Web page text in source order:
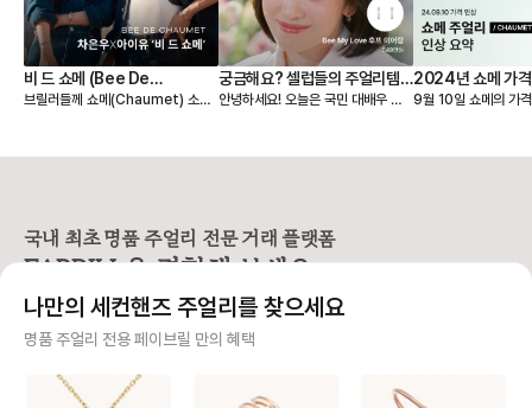
비 드 쇼메 (Bee De
Chaumet) with 차은우X아
브릴러들께 쇼메(Chaumet) 소식
et) 캠페인을 공개했어요! 공개된 화
참여했어요. 차은우 님과 아이유 님
의 서로 상반되는 이미지로 인해 우
받았는데요! 짙은 이목구비의 차은우
님 덕분에 아이유 님의 부드러운 이
미지가 돋보인 화보가 아니였을까 생
미지가 주는 신선함은 물론, 따뜻한
색감의 분위기까지 두 모델과 너무
궁금해요? 셀럽들의 주얼리템!
‘송혜교 with 쇼메
안녕하세요! 오늘은 국민 대배우 송
언니는 프랑스의 하이엔드 명품주얼
쇼메의 어떤 제품을 착용했는지 페이
브릴에서 소개해드릴게요❤️ . . . 1️⃣
만에 돌아온 예능 ‘유퀴즈 온 더 블
습으로 더 많은 사랑을 받고 있는 혜
릴러들이라면 찰떡 같은 단발머리에
보일듯 말듯 반짝이는 아이템도 발견
2024년 쇼메 가격
9월 10일 쇼메의 가
수 있는데요. 이번 가
스, 이어링 ▪️조세핀
을 얻고 있음
국내 최초 명품 주얼리 전문 거래 플랫폼
FABRILL을 경험해 보세요.
사기 걱정 없는 안전 결제
니면 반환해 드려요.
나만의 세컨핸즈 주얼리를 찾으세요
명품 주얼리 전용 페이브릴 만의 혜택